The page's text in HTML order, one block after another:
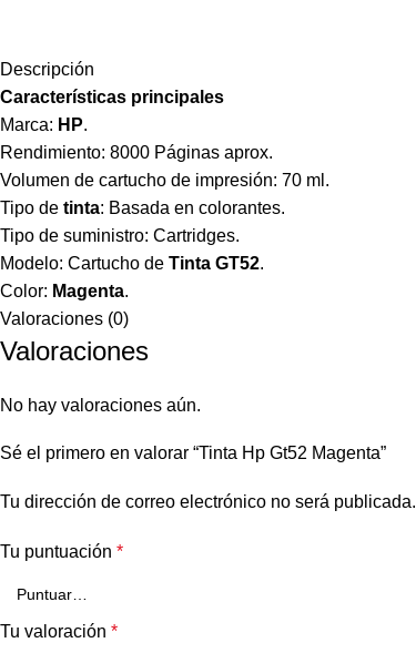
Descripción
Características principales
Marca: HP.
Rendimiento: 8000 Páginas aprox.
Volumen de cartucho de impresión: 70 ml.
Tipo de tinta: Basada en colorantes.
Tipo de suministro: Cartridges.
Modelo: Cartucho de Tinta GT52.
Color: Magenta.
Valoraciones (0)
Valoraciones
No hay valoraciones aún.
Sé el primero en valorar “Tinta Hp Gt52 Magenta”
Tu dirección de correo electrónico no será publicada.
Tu puntuación *
Tu valoración *